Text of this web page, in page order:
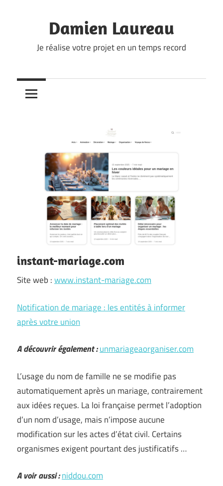
Damien Laureau
Je réalise votre projet en un temps record
instant-mariage.com
Site web :www.instant-mariage.com
Notification de mariage : les entités à informer
après votre union
A découvrir également :unmariageaorganiser.com
L’usage du nom de famille ne se modifie pas
automatiquement après un mariage, contrairement
aux idées reçues. La loi française permet l’adoption
d’un nom d’usage, mais n’impose aucune
modification sur les actes d’état civil. Certains
organismes exigent pourtant des justificatifs …
A voir aussi :niddou.com